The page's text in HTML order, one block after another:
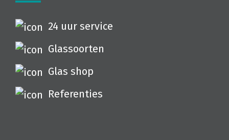
24 uur service
Glassoorten
Glas shop
Referenties